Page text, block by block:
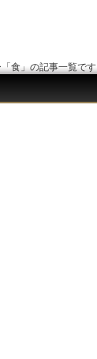
食」の記事一覧です